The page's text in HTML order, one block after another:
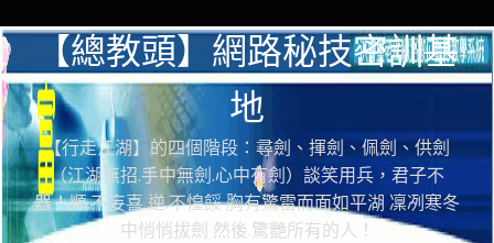
【總教頭】網路秘技密訓基
地
【行走江湖】的四個階段：尋劍、揮劍、佩劍、供劍
（江湖無招.手中無劍.心中有劍）談笑用兵，君子不
器！順.不妄喜 逆.不惶餒 胸有驚雷而面如平湖 凜冽寒冬
中悄悄拔劍 然後.驚艷所有的人！